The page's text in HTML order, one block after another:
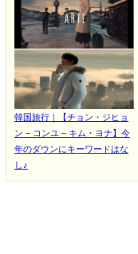
韓国旅行｜【チョン・ジヒョ
ン – コンユ – キム・ヨナ】今
年のダウンにキーワードはな
し♪